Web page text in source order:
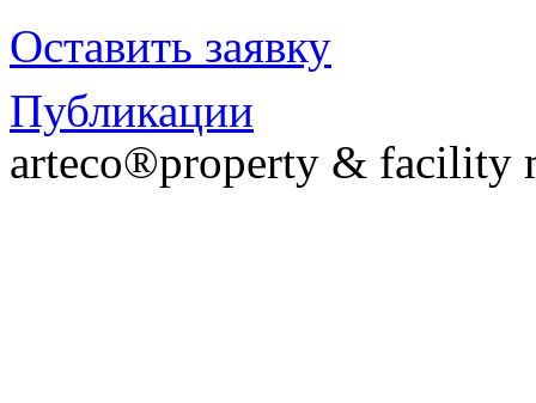
Оставить заявку
Публикации
arteco®property & facility